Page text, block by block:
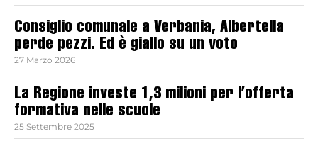
Consiglio comunale a Verbania, Albertella
perde pezzi. Ed è giallo su un voto
27 Marzo 2026
La Regione investe 1,3 milioni per l’offerta
formativa nelle scuole
25 Settembre 2025